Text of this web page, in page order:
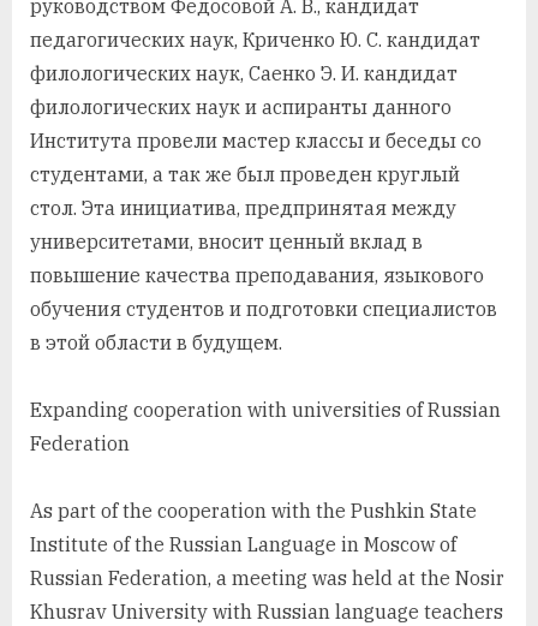
руководством Федосовой А. В., кандидат
педагогических наук, Криченко Ю. С. кандидат
филологических наук, Саенко Э. И. кандидат
филологических наук и аспиранты данного
Института провели мастер классы и беседы со
студентами, а так же был проведен круглый
стол. Эта инициатива, предпринятая между
университетами, вносит ценный вклад в
повышение качества преподавания, языкового
обучения студентов и подготовки специалистов
в этой области в будущем.
Expanding cooperation with universities of Russian
Federation
As part of the cooperation with the Pushkin State
Institute of the Russian Language in Moscow of
Russian Federation, a meeting was held at the Nosir
Khusrav University with Russian language teachers